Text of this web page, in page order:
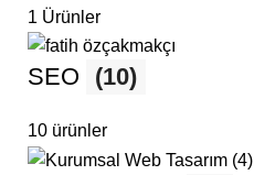
1 Ürünler
SEO (10)
10 ürünler